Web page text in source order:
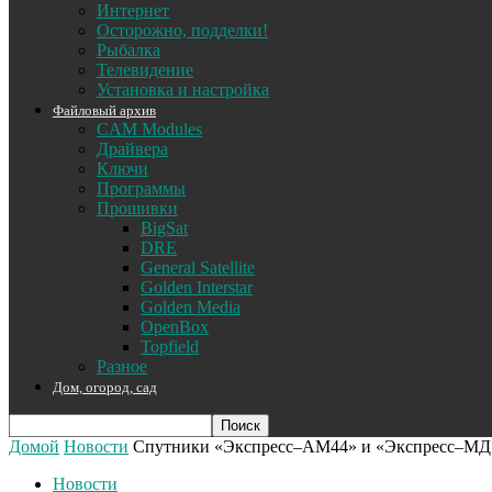
Интернет
Осторожно, подделки!
Рыбалка
Телевидение
Установка и настройка
Файловый архив
CAM Modules
Драйвера
Ключи
Программы
Прошивки
BigSat
DRE
General Satellite
Golden Interstar
Golden Media
OpenBox
Topfield
Разное
Дом, огород, сад
Домой Новости Спутники «Экспресс–АМ44» и
Новости